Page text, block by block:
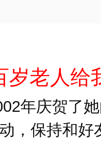
岁老人给
年庆贺了
，保持和